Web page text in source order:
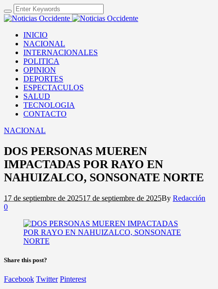
INICIO
NACIONAL
INTERNACIONALES
POLITICA
OPINION
DEPORTES
ESPECTACULOS
SALUD
TECNOLOGIA
CONTACTO
NACIONAL
DOS PERSONAS MUEREN
IMPACTADAS POR RAYO EN
NAHUIZALCO, SONSONATE NORTE
17 de septiembre de 202517 de septiembre de 2025By Redacción
0
Share this post?
Facebook Twitter Pinterest